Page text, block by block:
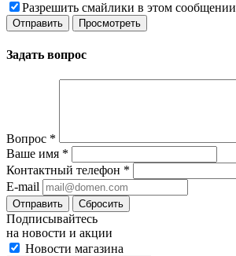
Разрешить смайлики в этом сообщении
Задать вопрос
Вопрос *
Ваше имя *
Контактный телефон *
E-mail
Сбросить
Подписывайтесь
на новости и акции
Новости магазина